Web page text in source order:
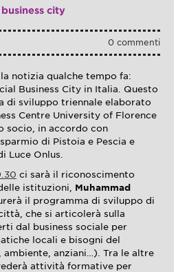
city
0 commenti
notizia qualche tempo fa:
Business City in Italia. Questo
di sviluppo triennale elaborato
Centre University of Florence
socio, in accordo con
di Pistoia e Pescia e
Luce Onlus.
ci sarà il riconoscimento
istituzioni, Muhammad
il programma di sviluppo di
che si articolerà sulla
dal business sociale per
locali e bisogni del
anziani…). Tra le altre
attività formative per